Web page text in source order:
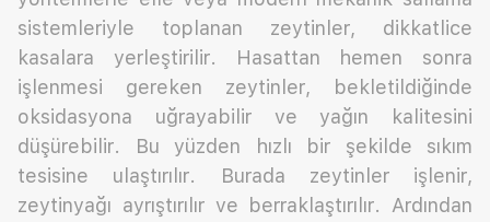
sistemleriyle toplanan zeytinler, dikkatlice
kasalara yerleştirilir. Hasattan hemen sonra
işlenmesi gereken zeytinler, bekletildiğinde
oksidasyona uğrayabilir ve yağın kalitesini
düşürebilir. Bu yüzden hızlı bir şekilde sıkım
tesisine ulaştırılır. Burada zeytinler işlenir,
zeytinyağı ayrıştırılır ve berraklaştırılır. Ardından